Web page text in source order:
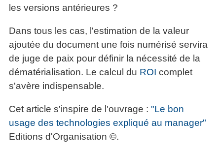
les versions antérieures ?
Dans tous les cas, l'estimation de la valeur
ajoutée du document une fois numérisé servira
de juge de paix pour définir la nécessité de la
dématérialisation. Le calcul du ROI complet
s'avère indispensable.
Cet article s'inspire de l'ouvrage : "Le bon
usage des technologies expliqué au manager"
Editions d'Organisation ©.